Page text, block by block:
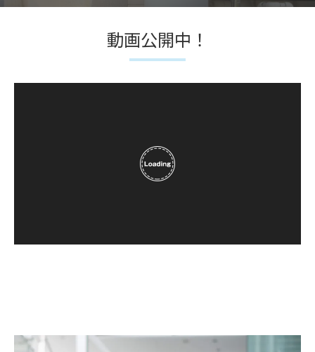
動画公開中！